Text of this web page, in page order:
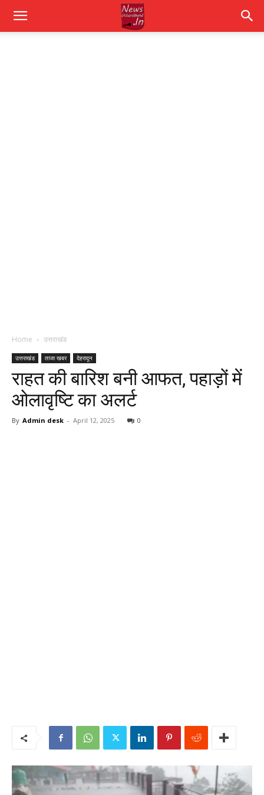
Home उत्तराखंड
उत्तराखंड ताजा खबर देहरादून
राहत की बारिश बनी आफत, पहाड़ों में
ओलावृष्टि का अलर्ट
By Admin desk - April 12, 2025 0